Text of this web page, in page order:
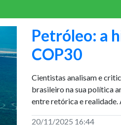
Petróleo: a
COP30
Cientistas analisam e
brasileiro na sua política
entre retórica e realidade.
20/11/2025 16:44